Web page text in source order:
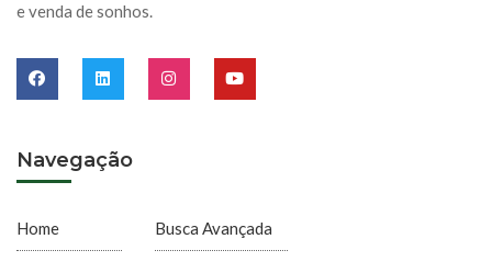
e venda de sonhos.
Navegação
Home Busca Avançada